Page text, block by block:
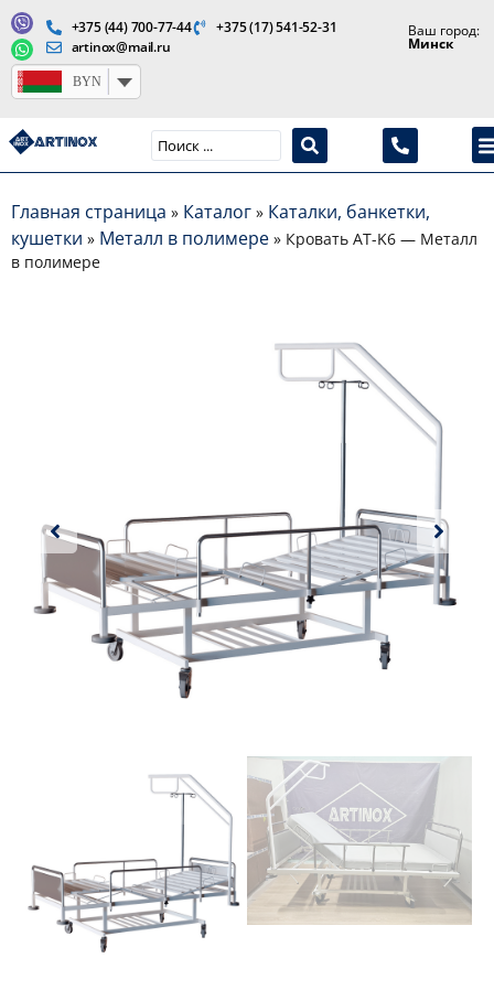
Главная страница » Каталог » Каталки, банкетки,
кушетки » Металл в полимере » Кровать AT-K6 — Металл
в полимере
+375 (44) 700-77-44
+375 (17) 541-52-31
artinox@mail.ru
Ваш город:
Минск
BYN
Производство медицинской продукции и